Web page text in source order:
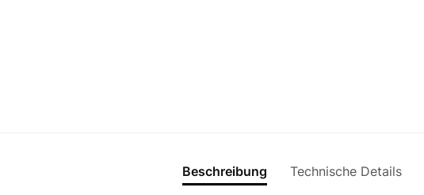
Beschreibung Technische Details